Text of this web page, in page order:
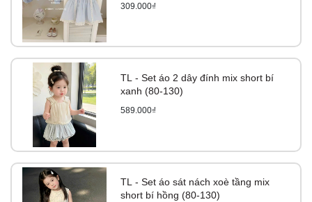
309.000₫
TL - Set áo 2 dây đính mix short bí
xanh (80-130)
589.000₫
TL - Set áo sát nách xoè tầng mix
short bí hồng (80-130)